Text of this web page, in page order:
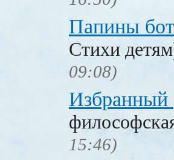
Папины
Стихи
09:08)
Избранный
15:46)